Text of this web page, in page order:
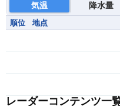
気温 降水量
順位 地点
レーダーコンテンツ一